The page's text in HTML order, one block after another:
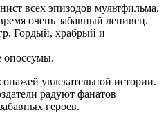
всех эпизодов мультфильма.
очень забавный ленивец.
Гордый, храбрый и
опоссумы.
увлекательной истории.
радуют фанатов
героев.